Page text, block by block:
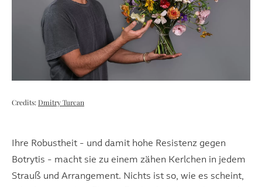
Credits:Dmitry Turcan
Ihre Robustheit - und damit hohe Resistenz gegen
Botrytis - macht sie zu einem zähen Kerlchen in jedem
Strauß und Arrangement. Nichts ist so, wie es scheint,